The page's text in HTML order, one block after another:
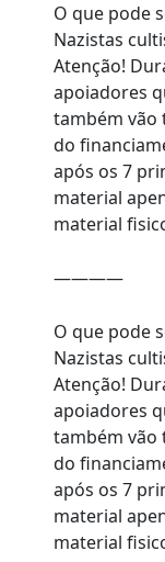
O que pode
Nazistas
Atenção!
apoiadores
também vão
do
após os 7
material
material
————
O que pode
Nazistas
Atenção!
apoiadores
também vão
do
após os 7
material
material